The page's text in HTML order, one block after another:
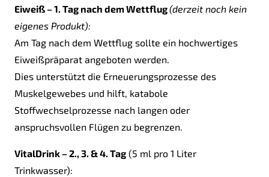
Eiweiß – 1. Tag nach dem Wettflug(derzeit noch kein
eigenes Produkt):
Am Tag nach dem Wettflug sollte ein hochwertiges
Eiweißpräparat angeboten werden.
Dies unterstützt die Erneuerungsprozesse des
Muskelgewebes und hilft, katabole
Stoffwechselprozesse nach langen oder
anspruchsvollen Flügen zu begrenzen.
VitalDrink – 2., 3. & 4. Tag (5 ml pro 1 Liter
Trinkwasser):